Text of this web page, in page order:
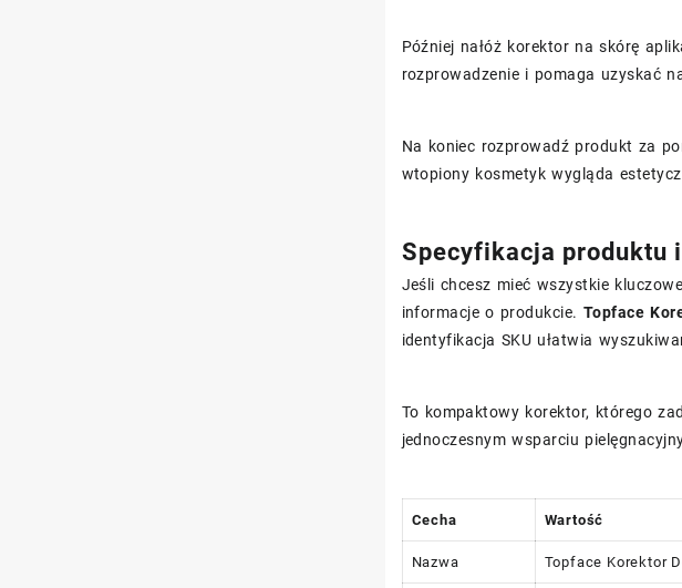
Później nałóż korektor na skórę
rozprowadzenie i pomaga uzyskać
Na koniec rozprowadź produkt za
wtopiony kosmetyk wygląda
Specyfikacja produktu
Jeśli chcesz mieć wszystkie
informacje o produkcie. Topface
identyfikacja SKU ułatwia
To kompaktowy korektor, którego
jednoczesnym wsparciu
Cecha Wartość
Nazwa Topface Korektor